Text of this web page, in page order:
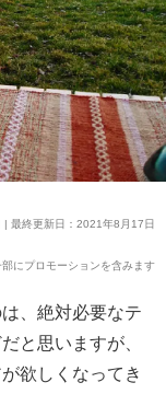
最終更新日：2021年8月17日
にプロモーションを含みます
、絶対必要なテ
と思いますが、
欲しくなってき